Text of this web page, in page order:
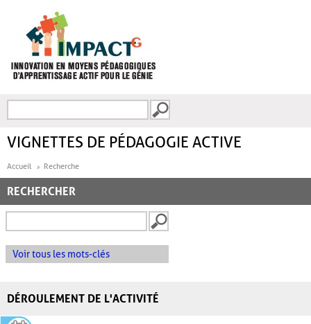
FORMULAIRE DE
VIGNETTES DE PÉDAGOGIE ACTIVE
Accueil Recherche
RECHERCHER
Voir tous les mots-clés
DÉROULEMENT DE L'ACTIVITÉ